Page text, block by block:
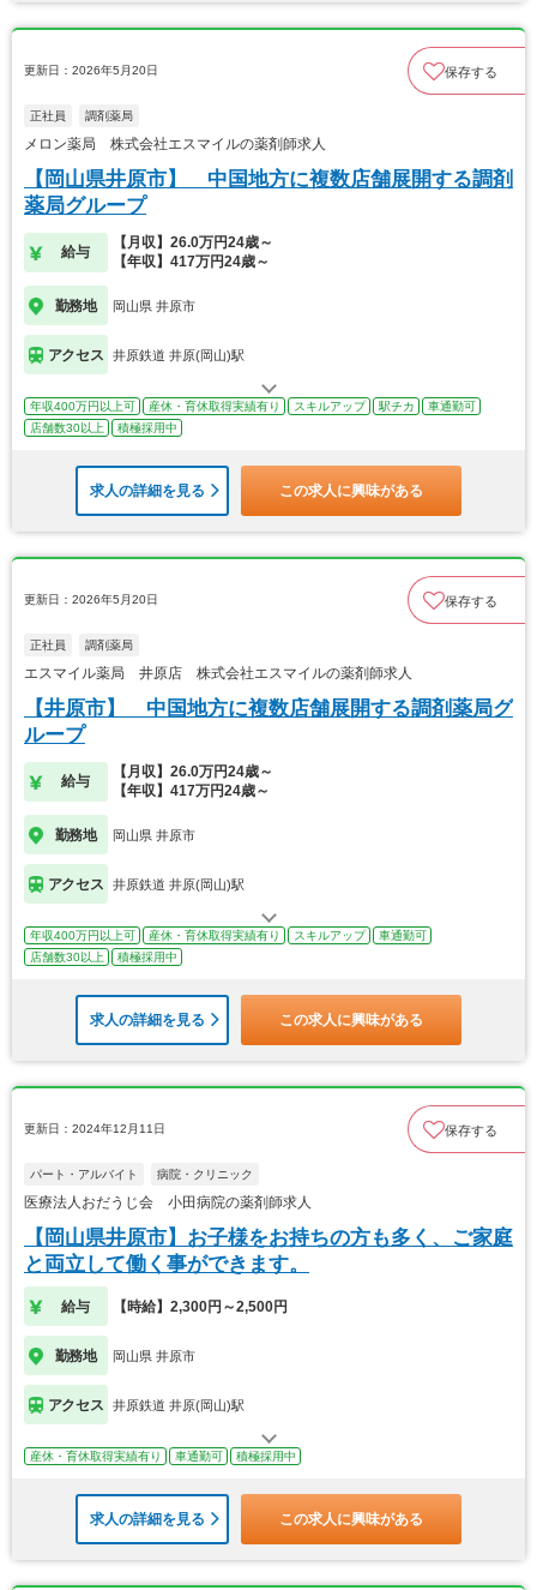
更新日：2026年5月20日 保存する
正社員 調剤薬局
メロン薬局 株式会社エスマイルの薬剤師求人
【岡山県井原市】 中国地方に複数店舗展開する調剤
薬局グループ
給与
【月収】26.0万円24歳～
【年収】417万円24歳～
勤務地 岡山県 井原市
アクセス 井原鉄道 井原(岡山)駅
年収400万円以上可 産休・育休取得実績有り スキルアップ 駅チカ
車通勤可
店舗数30以上
積極採用中
求人の詳細を見る この求人に興味がある
更新日：2026年5月20日 保存する
正社員 調剤薬局
エスマイル薬局 井原店 株式会社エスマイルの薬剤師求人
【井原市】 中国地方に複数店舗展開する調剤薬局グ
ループ
給与
【月収】26.0万円24歳～
【年収】417万円24歳～
勤務地 岡山県 井原市
アクセス 井原鉄道 井原(岡山)駅
年収400万円以上可 産休・育休取得実績有り スキルアップ
車通勤可
店舗数30以上
積極採用中
求人の詳細を見る この求人に興味がある
更新日：2024年12月11日 保存する
パート・アルバイト 病院・クリニック
医療法人おだうじ会 小田病院の薬剤師求人
【岡山県井原市】お子様をお持ちの方も多く、ご家庭
と両立して働く事ができます。
給与 【時給】2,300円～2,500円
勤務地 岡山県 井原市
アクセス 井原鉄道 井原(岡山)駅
産休・育休取得実績有り 車通勤可 積極採用中
求人の詳細を見る この求人に興味がある